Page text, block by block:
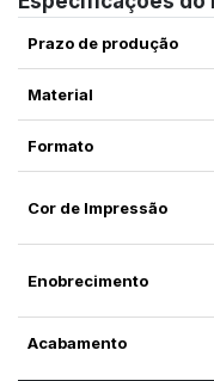
Prazo de produção
Material
Formato
Cor de Impressão
Enobrecimento
Acabamento